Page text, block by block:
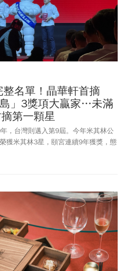
名單！晶華軒首摘
」3獎項大贏家…未滿
第一顆星
，台灣則邁入第9屆。今年米其林公
獲米其林3星，頤宮連續9年獲獎，態
肯定。有9家餐廳榮獲米其林2星，其
米其林綠星，以及年度開業大獎。還
安，獲得「年輕主廚大獎」並首度
竹人，為新竹摘下第一顆米其林。
一星的晶華軒。晶華軒被老饕視為
年終於獲獎。晶華軒主廚鄔海明表
和台灣人的包容和支持，讓香港來的
。有餐廳新進榜，但也有落榜者，台